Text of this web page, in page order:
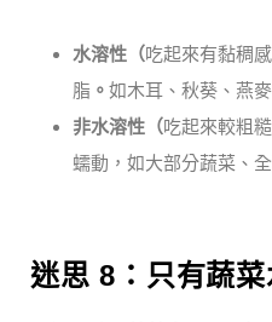
水溶性（吃起來有黏稠感
脂 。 如木耳、秋葵、燕麥
非水溶性（吃起來較粗糙
蠕動，如大部分蔬菜、全
迷思 8：只有蔬菜